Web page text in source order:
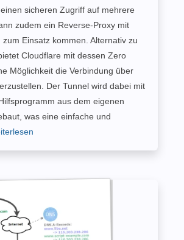
sicheren Zugriff auf mehrere
zudem ein Reverse-Proxy mit
zum Einsatz kommen. Alternativ zu
Cloudflare mit dessen Zero
Möglichkeit die Verbindung über
Der Tunnel wird dabei mit
aus dem eigenen
was eine einfache und